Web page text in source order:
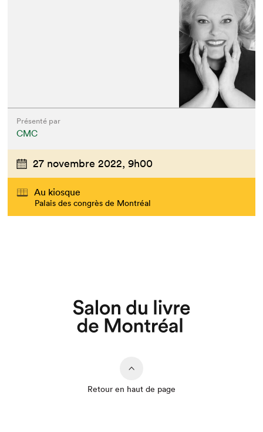
Présenté par
CMC
27 novembre 2022, 9h00
Au kiosque
Palais des congrès de Montréal
Retour en haut de page